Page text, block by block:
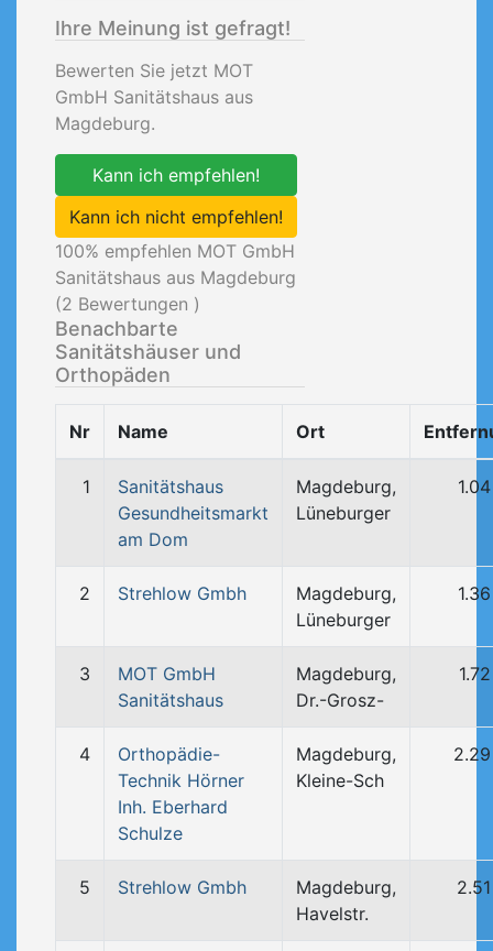
Ihre Meinung ist gefragt!
Bewerten Sie jetzt MOT
GmbH Sanitätshaus aus
Magdeburg.
Kann ich empfehlen!
Kann ich nicht empfehlen!
100% empfehlen MOT GmbH
Sanitätshaus aus Magdeburg
(2 Bewertungen )
Benachbarte
Sanitätshäuser und
Orthopäden
Nr Name Ort
1
Sanitätshaus
Gesundheitsmarkt
am Dom
Magdeburg,
Lüneburger
2 Strehlow Gmbh
Magdeburg,
Lüneburger
3
MOT GmbH
Sanitätshaus
Magdeburg,
Dr.-Grosz-
4
Orthopädie-
Technik Hörner
Inh. Eberhard
Schulze
Magdeburg,
Kleine-Sch
5 Strehlow Gmbh
Magdeburg,
Havelstr.